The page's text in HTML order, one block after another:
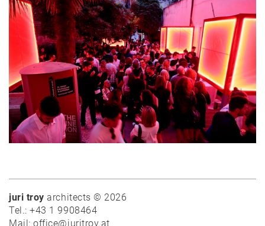
News
Projekte
Auswahl
Privat
juri troy architects © 2026
Tel.: +43 1 9908464
Mail: office@juritroy.at